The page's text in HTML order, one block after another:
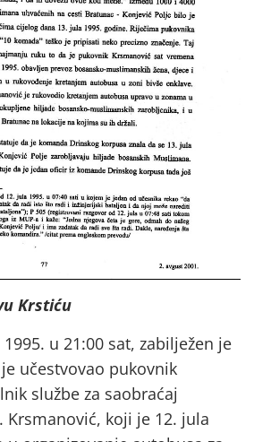
Krstiću
u 21:00 sat, zabilježen je
učestvovao pukovnik
službe za saobraćaj
Krsmanović, koji je 12. jula